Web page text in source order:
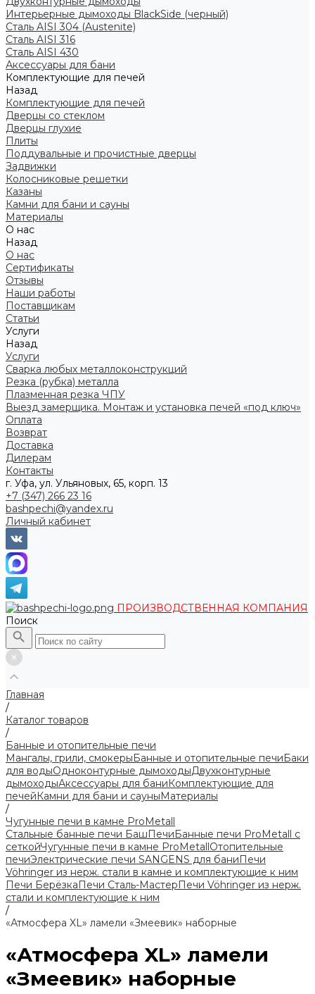
Интерьерные дымоходы BlackSide (черный)
Сталь AISI 304 (Austenite)
Сталь AISI 316
Сталь AISI 430
Аксессуары для бани
Комплектующие для печей
Назад
Комплектующие для печей
Дверцы со стеклом
Дверцы глухие
Плиты
Поддувальные и прочистные дверцы
Задвижки
Колосниковые решетки
Казаны
Камни для бани и сауны
Материалы
О нас
Назад
О нас
Сертификаты
Отзывы
Наши работы
Поставщикам
Статьи
Услуги
Назад
Услуги
Сварка любых металлоконструкций
Резка (рубка) металла
Плазменная резка ЧПУ
Выезд замерщика. Монтаж и установка печей «под ключ»
Оплата
Возврат
Доставка
Дилерам
Контакты
г. Уфа, ул. Ульяновых, 65, корп. 13
+7 (347) 266 23 16
bashpechi@yandex.ru
Личный кабинет
ПРОИЗВОДСТВЕННАЯ КОМПАНИЯ
Поиск
Главная
/
Каталог товаров
/
Банные и отопительные печи
Мангалы, грили, смокерыБанные и отопительные печиБаки
для водыОдноконтурные дымоходыДвухконтурные
дымоходыАксессуары для баниКомплектующие для
печейКамни для бани и сауныМатериалы
/
Чугунные печи в камне ProMetall
Стальные банные печи БашПечиБанные печи ProMetall с
сеткойЧугунные печи в камне ProMetallОтопительные
печиЭлектрические печи SANGENS для баниПечи
Vöhringer из нерж. стали в камне и комплектующие к ним
Печи БерёзкаПечи Сталь-МастерПечи Vöhringer из нерж.
стали и комплектующие к ним
/
«Атмосфера XL» ламели «Змеевик» наборные
«Атмосфера XL» ламели
«Змеевик» наборные